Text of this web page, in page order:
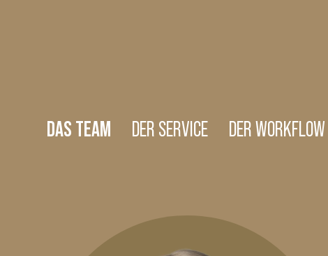
DAS TEAM DER SERVICE DER WORKFLOW